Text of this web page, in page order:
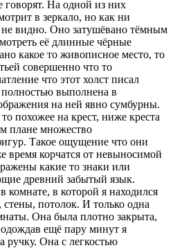
На одной из них
в зеркало, но как ни
не видно. Оно затушёвано тёмным
её длинные чёрные
какое то живописное место, то
совершенно что то
что этот холст писал
выполнена в
на ней явно сумбурны.
похожее на крест, ниже креста
плане множество
Такое ощущение что они
время корчатся от невыносимой
какие то знаки или
древний забытый язык.
комнате, в которой я находился
потолок. И только одна
Она была плотно закрыта,
ещё пару минут я
ручку. Она с легкостью